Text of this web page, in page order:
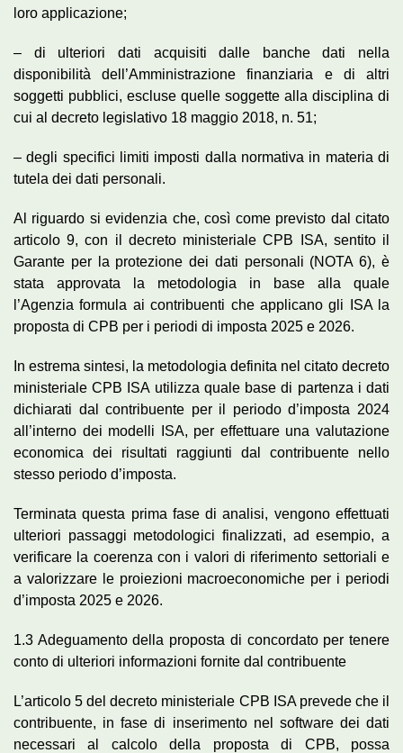
loro applicazione;
– di ulteriori dati acquisiti dalle banche dati nella
disponibilità dell’Amministrazione finanziaria e di altri
soggetti pubblici, escluse quelle soggette alla disciplina di
cui al decreto legislativo 18 maggio 2018, n. 51;
– degli specifici limiti imposti dalla normativa in materia di
tutela dei dati personali.
Al riguardo si evidenzia che, così come previsto dal citato
articolo 9, con il decreto ministeriale CPB ISA, sentito il
Garante per la protezione dei dati personali (NOTA 6), è
stata approvata la metodologia in base alla quale
l’Agenzia formula ai contribuenti che applicano gli ISA la
proposta di CPB per i periodi di imposta 2025 e 2026.
In estrema sintesi, la metodologia definita nel citato decreto
ministeriale CPB ISA utilizza quale base di partenza i dati
dichiarati dal contribuente per il periodo d’imposta 2024
all’interno dei modelli ISA, per effettuare una valutazione
economica dei risultati raggiunti dal contribuente nello
stesso periodo d’imposta.
Terminata questa prima fase di analisi, vengono effettuati
ulteriori passaggi metodologici finalizzati, ad esempio, a
verificare la coerenza con i valori di riferimento settoriali e
a valorizzare le proiezioni macroeconomiche per i periodi
d’imposta 2025 e 2026.
1.3 Adeguamento della proposta di concordato per tenere
conto di ulteriori informazioni fornite dal contribuente
L’articolo 5 del decreto ministeriale CPB ISA prevede che il
contribuente, in fase di inserimento nel software dei dati
necessari al calcolo della proposta di CPB, possa